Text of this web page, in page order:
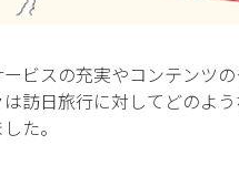
ビスの充実やコンテンツ
訪日旅行に対してどのよ
た。